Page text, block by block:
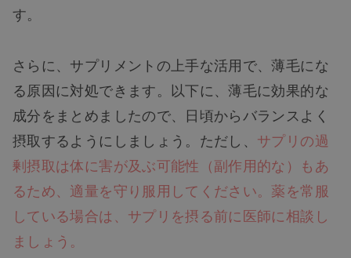
す。
さらに、サプリメントの上手な活用で、薄毛にな
る原因に対処できます。以下に、薄毛に効果的な
成分をまとめましたので、日頃からバランスよく
摂取するようにしましょう。ただし、 サプリの過
剰摂取は体に害が及ぶ可能性（副作用的な）もあ
るため、適量を守り服用してください。薬を常服
している場合は、サプリを摂る前に医師に相談し
ましょう。